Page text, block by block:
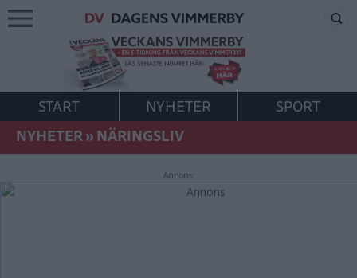
START NYHETER
SPORT
NYHETER»NÄRINGSLIV
Annons: